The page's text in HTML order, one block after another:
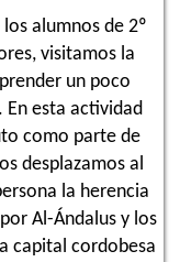
alumnos de 2º
visitamos la
un poco
esta actividad
como parte de
desplazamos al
la herencia
Al-Ándalus y los
capital cordobesa